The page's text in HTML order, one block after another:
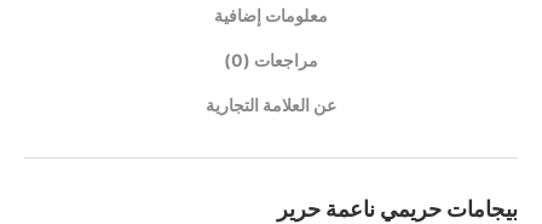
معلومات إضافية
مراجعات (0)
عن العلامة التجارية
بيجامات حريمي ناعمة حرير